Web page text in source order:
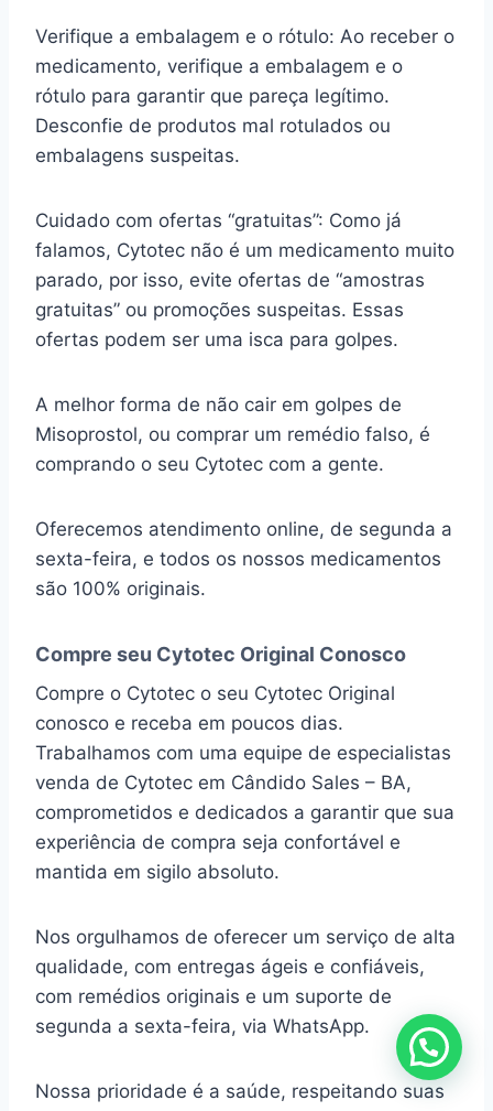
Verifique a embalagem e o rótulo: Ao receber o
medicamento, verifique a embalagem e o
rótulo para garantir que pareça legítimo.
Desconfie de produtos mal rotulados ou
embalagens suspeitas.
Cuidado com ofertas “gratuitas”: Como já
falamos, Cytotec não é um medicamento muito
parado, por isso, evite ofertas de “amostras
gratuitas” ou promoções suspeitas. Essas
ofertas podem ser uma isca para golpes.
A melhor forma de não cair em golpes de
Misoprostol, ou comprar um remédio falso, é
comprando o seu Cytotec com a gente.
Oferecemos atendimento online, de segunda a
sexta-feira, e todos os nossos medicamentos
são 100% originais.
Compre seu Cytotec Original Conosco
Compre o Cytotec o seu Cytotec Original
conosco e receba em poucos dias.
Trabalhamos com uma equipe de especialistas
venda de Cytotec em Cândido Sales – BA,
comprometidos e dedicados a garantir que sua
experiência de compra seja confortável e
mantida em sigilo absoluto.
Nos orgulhamos de oferecer um serviço de alta
qualidade, com entregas ágeis e confiáveis,
com remédios originais e um suporte de
segunda a sexta-feira, via WhatsApp.
Nossa prioridade é a saúde, respeitando suas